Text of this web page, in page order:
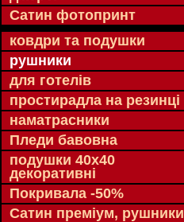
Сатин фотопринт
ковдри та подушки
рушники
для готелів
простирадла на резинці
наматрасники
Пледи бавовна
подушки 40х40
декоративні
Покривала -50%
Сатин преміум, рушники